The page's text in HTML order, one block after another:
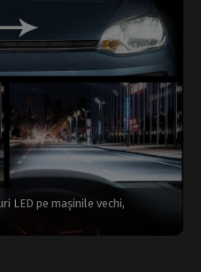
LED pe mașinile vechi,